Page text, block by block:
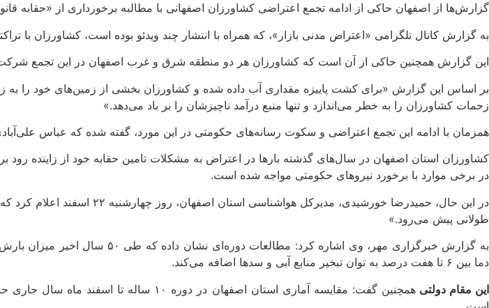
گزارش‌ها از اصفهان حاکی از ادامه تجمع اعتراضی کشاورزان اصفهانی با مطالبه برخورداری از «حقابه قانونی» خود
به گزارش کانال تلگرامی «اعتراض مدنی بازار»، که همراه با انتشار چند ویدئو بوده است، کشاورزان با
این گزارش همچنین حاکی از آن است که کشاورزان هر دو منطقه شرق و غرب اصفهان در این تجمع شرکت
بر اساس این گزارش «برای کشت پاییزه مقداری آب داده شده و کشاورزان بخشی از زمین‌های خود را
زحمات کشاورزان را به خطر می‌اندازد و تنها منبع درآمد ناچیزشان را بر باد می‌دهد.»
همزمان با ادامه این تجمع اعتراضی و سکوت رسانه‌های حکومتی در این مورد، گفته شده که عباس
کشاورزان استان اصفهان در سال‌های گذشته بارها در اعتراض به مشکلات تامین حقابه‌ خود از زاینده
در برخی موارد با برخورد نیروهای حکومتی مواجه شده است.
در این حال، حمیدرضا
طولانی پیش می‌رود.»
به گزارش خبرگزاری مهر، وی
دما بین ۶ تا هفت درصد به توان تبخیر منابع آبی و سدها اضافه می‌کند.
این مقام دولتی